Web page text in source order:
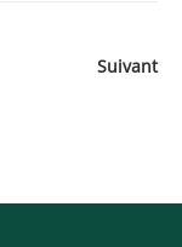
Suivant